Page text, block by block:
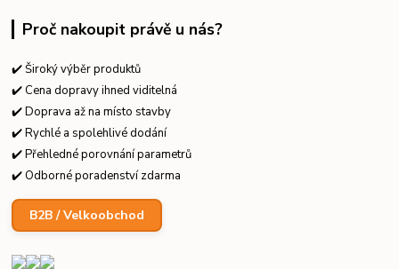
Proč nakoupit právě u nás?
✔️ Široký výběr produktů
✔️ Cena dopravy ihned viditelná
✔️ Doprava až na místo stavby
✔️ Rychlé a spolehlivé dodání
✔️ Přehledné porovnání parametrů
✔️ Odborné poradenství zdarma
B2B / Velkoobchod